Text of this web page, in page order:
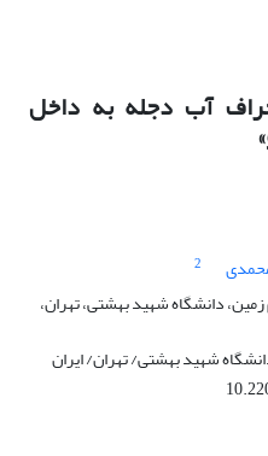
آب دجله به داخل
2
دانشگاه شهید بهشتی، تهران،
شهید بهشتی/ تهران/ ایران